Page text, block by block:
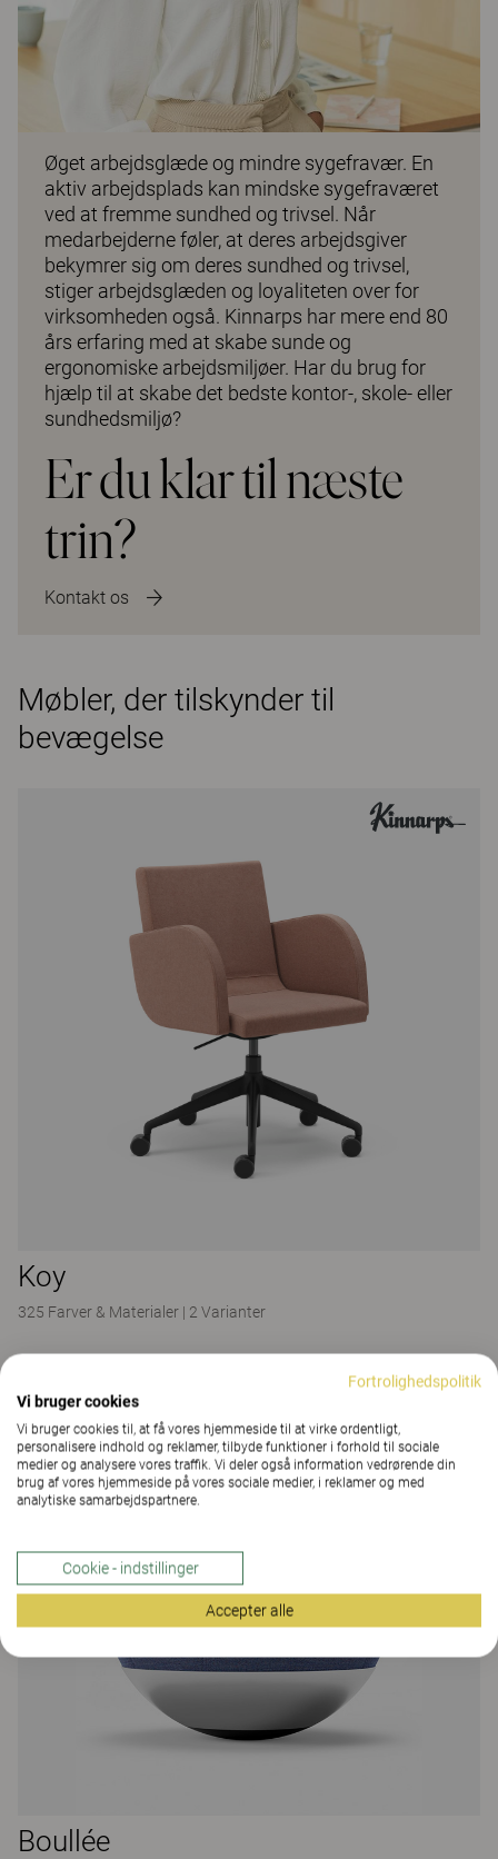
Øget arbejdsglæde og mindre sygefravær. En
aktiv arbejdsplads kan mindske sygefraværet
ved at fremme sundhed og trivsel. Når
medarbejderne føler, at deres arbejdsgiver
bekymrer sig om deres sundhed og trivsel,
stiger arbejdsglæden og loyaliteten over for
virksomheden også. Kinnarps har mere end 80
års erfaring med at skabe sunde og
ergonomiske arbejdsmiljøer. Har du brug for
hjælp til at skabe det bedste kontor-, skole- eller
sundhedsmiljø?
Er du klar til næste
trin?
Kontakt os
Møbler, der tilskynder til
bevægelse
Koy
325 Farver & Materialer | 2 Varianter
Boullée
Fortrolighedspolitik
Vi bruger cookies
Vi bruger cookies til, at få vores hjemmeside til at virke ordentligt,
personalisere indhold og reklamer, tilbyde funktioner i forhold til sociale
medier og analysere vores traffik. Vi deler også information vedrørende din
brug af vores hjemmeside på vores sociale medier, i reklamer og med
analytiske samarbejdspartnere.
Cookie - indstillinger
Accepter alle